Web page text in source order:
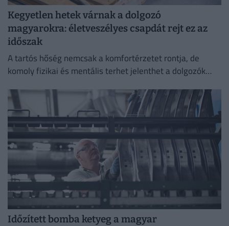
Kegyetlen hetek várnak a dolgozó
magyarokra: életveszélyes csapdát rejt ez az
időszak
A tartós hőség nemcsak a komfortérzetet rontja, de
komoly fizikai és mentális terhet jelenthet a dolgozók
Időzített bomba ketyeg a magyar